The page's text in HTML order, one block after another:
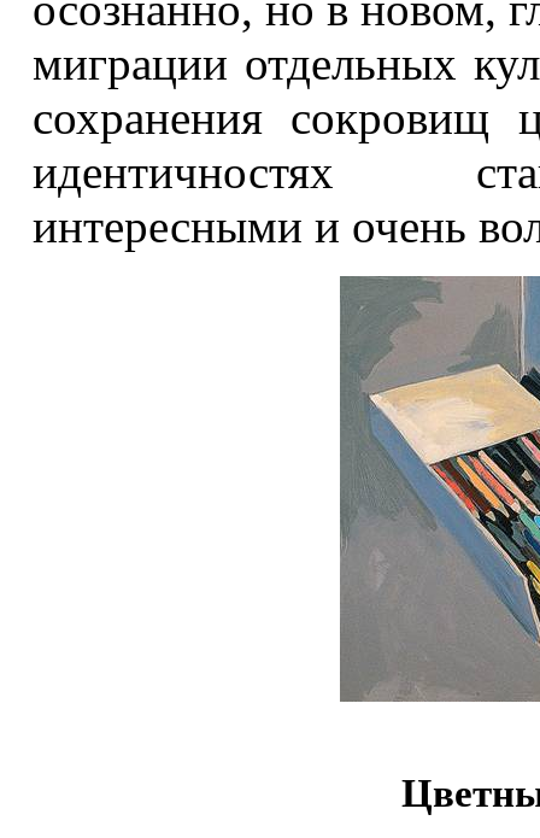
миграции отдельных
сохранения сокровищ
идентичностях
интересными и очень